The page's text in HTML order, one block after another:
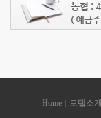
Home 모텔소개